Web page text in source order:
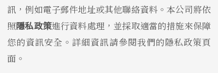
訊，例如電子郵件地址或其他聯絡資料。本公司將依
照隱私政策進行資料處理，並採取適當的措施來保障
您的資訊安全。詳細資訊請參閱我們的隱私政策頁
面。